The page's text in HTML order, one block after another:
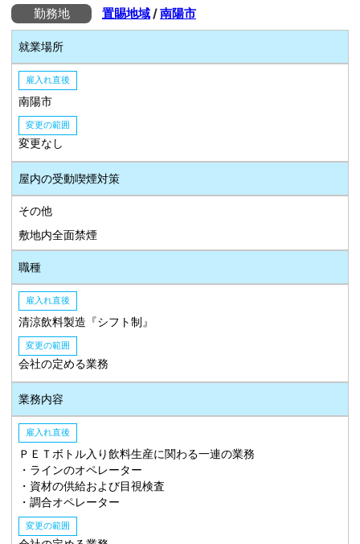
勤務地
置賜地域/南陽市
就業場所
雇入れ直後
南陽市
変更の範囲
変更なし
屋内の受動喫煙対策
その他
敷地内全面禁煙
職種
雇入れ直後
清涼飲料製造『シフト制』
変更の範囲
会社の定める業務
業務内容
雇入れ直後
ＰＥＴボトル入り飲料生産に関わる一連の業務
・ラインのオペレーター
・資材の供給および目視検査
・調合オペレーター
変更の範囲